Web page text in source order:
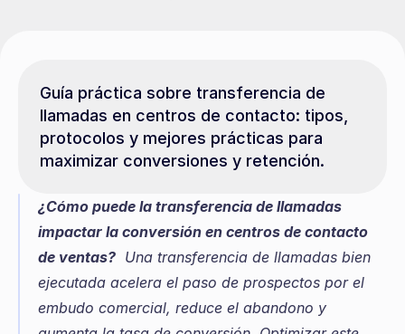
Guía práctica sobre transferencia de
llamadas en centros de contacto: tipos,
protocolos y mejores prácticas para
maximizar conversiones y retención.
¿Cómo puede la transferencia de llamadas
impactar la conversión en centros de contacto
de ventas?
  Una transferencia de llamadas bien
ejecutada acelera el paso de prospectos por el
embudo comercial, reduce el abandono y